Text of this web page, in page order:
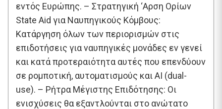
εντός Ευρώπης. – Στρατηγική ‘Αρση Ορίων
State Aid για Ναυπηγικούς Κόμβους:
Κατάργηση όλων των περιορισμών στις
επιδοτήσεις για ναυπηγικές μονάδες εν γενεί
και κατά προτεραιότητα αυτές που επενδύουν
σε ρομποτική, αυτοματισμούς και AI (dual-
use). – Ρήτρα Μέγιστης Επιδότησης: Οι
ενισχύσεις θα εξαντλούνται στο ανώτατο